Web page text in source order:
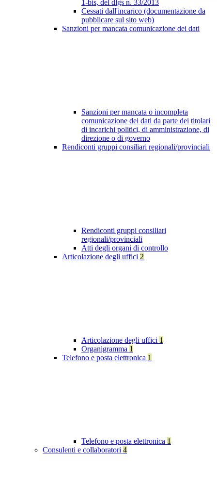
1-bis, del dlgs n. 33/2013
Cessati dall'incarico (documentazione da
pubblicare sul sito web)
Sanzioni per mancata comunicazione dei dati
Sanzioni per mancata o incompleta
comunicazione dei dati da parte dei titolari
di incarichi politici, di amministrazione, di
direzione o di governo
Rendiconti gruppi consiliari regionali/provinciali
Rendiconti gruppi consiliari
regionali/provinciali
Atti degli organi di controllo
Articolazione degli uffici 2
Articolazione degli uffici 1
Organigramma 1
Telefono e posta elettronica 1
Telefono e posta elettronica 1
Consulenti e collaboratori 4